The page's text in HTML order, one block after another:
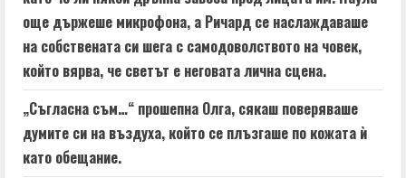
още държеше микрофона, а Ричард се наслаждаваше
на собствената си шега с самодоволството на човек,
който вярва, че светът е неговата лична сцена.
„Съгласна съм…“ прошепна Олга, сякаш поверяваше
думите си на въздуха, който се плъзгаше по кожата ѝ
като обещание.